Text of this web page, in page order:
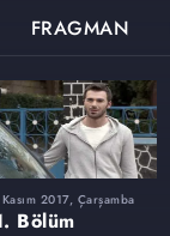
FRAGMAN
2017, Çarşamba
Bölüm